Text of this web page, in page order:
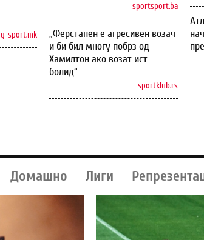
g-sport.mk
sportsport.ba
„Ферстапен е агресивен возач
и би бил многу побрз од
Хамилтон ако возат ист
болид“
sportklub.rs
Домашно Лиги